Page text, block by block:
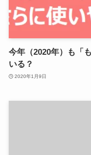
今年（2020年）も「
いる？
2020年1月9日